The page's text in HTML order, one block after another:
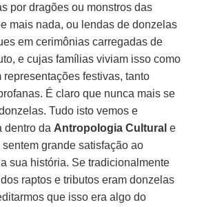
por dragões ou monstros das
mais nada, ou lendas de donzelas
em cerimônias carregadas de
e cujas famílias viviam isso como
representações festivas, tanto
É claro que nunca mais se
Tudo isto vemos e
dentro da Antropologia Cultural e
grande satisfação ao
sua história. Se tradicionalmente
raptos e tributos eram donzelas
que isso era algo do